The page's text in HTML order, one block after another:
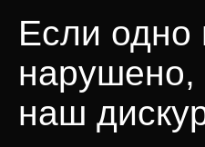
Если одно
нарушено,
наш